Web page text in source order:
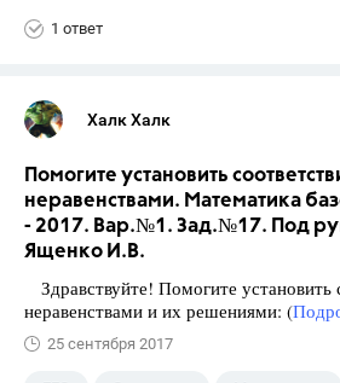
1 ответ
Халк Халк
Помогите установить
неравенствами. Математика
- 2017. Вар.№1. Зад.№17. Под
Ященко И.В.
Здравствуйте! Помогите установить
неравенствами и их решениями: (
25 сентября 2017